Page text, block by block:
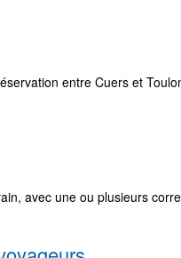
entre Cuers et
avec une ou plusieurs